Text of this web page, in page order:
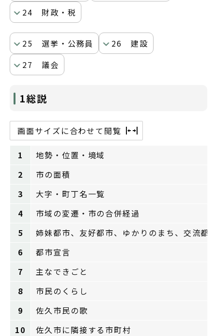
24 財政・税
25 選挙・公務員
26 建設
27 議会
1総説
画面サイズに合わせて閲覧
1
地勢・位置・境域
2
市の面積
3
大字・町丁名一覧
4
市域の変遷・市の合併経過
5
姉妹都市、友好都市、ゆかりのまち、交流
6
都市宣言
7
主なできごと
8
市民のくらし
9
佐久市民の歌
10
佐久市に隣接する市町村